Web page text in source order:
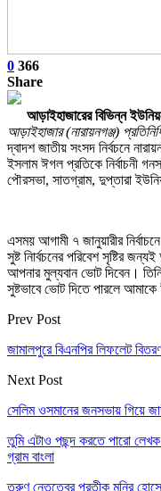
0 366
Share
আড়াইহাজারের বিভিন্ন
আড়াইহাজার (নারায়নগঞ্জ)
দ্বাদশ জাতীয় সংসদ নির্বচনে
ইসলাম ঈগল প্রতিকে নির্বাচনী
পৌরসভা, সাতগ্রাম, দুপ্তারা
এসময় আগামী ৭ জানুয়ারীর
সুষ্ট নিার্বচনের পরিবেশ সৃষ্টির
আপনার মুল্যবান ভোট দিবেন।
সুষ্টভাবে ভোট দিতে পারলে
Prev Post
জামালপুরে বিএনপির লিফলেট
Next Post
সেলিম ওসমানের জনসভায় গিয়ে
তুমি এটাও পছন্দ করতে পারো
গ্রাম বাংলা
তরুণ নেতৃত্বের প্রতীক মনির